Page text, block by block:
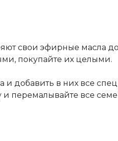
свои эфирные масла
покупайте их целыми.
добавить в них все
и перемалывайте все